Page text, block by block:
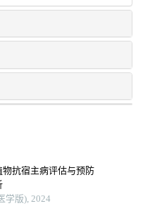
抗宿主病评估与预防
学版), 2024